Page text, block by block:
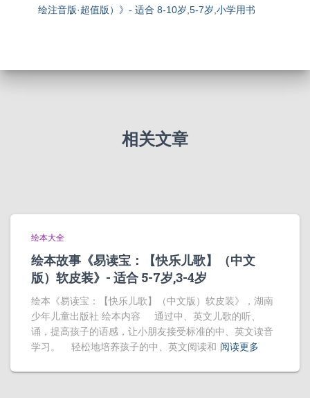
绘注音版·超值版）》- 适合 8-10岁,5-7岁,小学用书
相关文章
绘本大全
绘本故事《易读宝：【快乐儿歌】（中文
版）软皮装》- 适合 5-7岁,3-4岁
绘本《易读宝：【快乐儿歌】（中文版）软皮装》，湖南
少年儿童出版社 绘本内容 通过中、英文儿歌的听、
诵，提高孩子的语感，让小朋友接受标准的中、英文读音
学习。 轻松地培养孩子的中、英文阅读和 阅读更多